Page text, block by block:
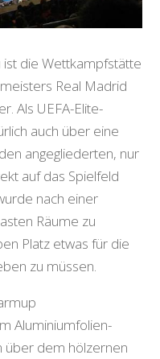
ist die Wettkampf­stätte
Real Madrid
Als UEFA-Elite-
auch über eine
angegliederten, nur
auf das Spielfeld
nach einer
Räume zu
Platz etwas für die
zu müssen.
Aluminiumfolien-
über dem hölzernen